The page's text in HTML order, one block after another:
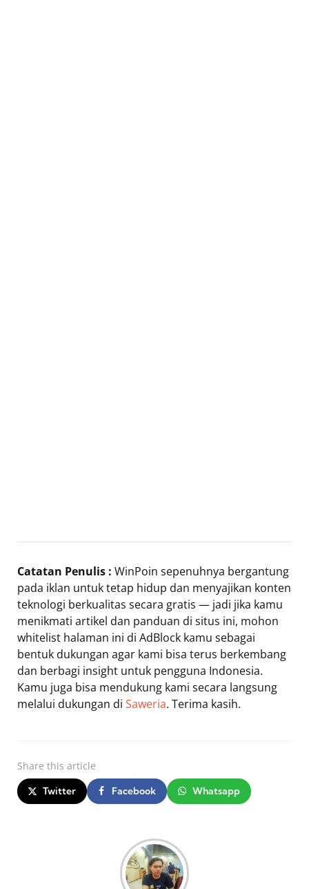
Catatan Penulis : WinPoin sepenuhnya bergantung
pada iklan untuk tetap hidup dan menyajikan konten
teknologi berkualitas secara gratis — jadi jika kamu
menikmati artikel dan panduan di situs ini, mohon
whitelist halaman ini di AdBlock kamu sebagai
bentuk dukungan agar kami bisa terus berkembang
dan berbagi insight untuk pengguna Indonesia.
Kamu juga bisa mendukung kami secara langsung
melalui dukungan di Saweria. Terima kasih.
Share this article
Twitter Facebook Whatsapp